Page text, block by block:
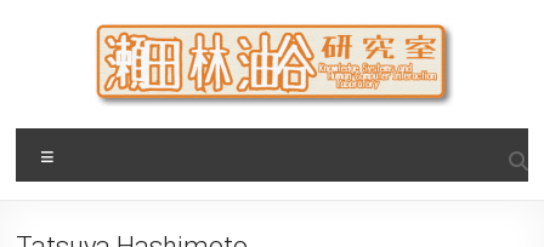
瀬田・林・油谷研究室
大阪公立大学 大学院 情報学研究科 学際情報学専攻 / 大阪府
立大学 理学部 情報数理科学科(大学院 理学系研究科 情報数理